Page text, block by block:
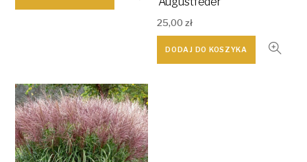
25,00 zł
DODAJ DO KOSZYKA